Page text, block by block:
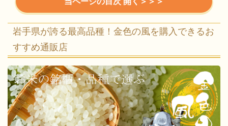
岩手県が誇る最高品種！金色の風を購入できるお
すすめ通販店
米侍のちょっとタメになる話『金色の風』の特徴
金色の風、いざ誕生へ
金色の風の風味
岩手県が誇る最高品種！金色の風を購入できるお
すすめ通販店